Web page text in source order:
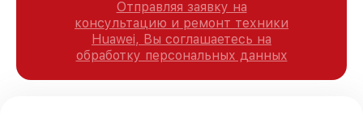
Отправляя заявку на
консультацию и ремонт техники
Huawei, Вы соглашаетесь на
обработку персональных данных